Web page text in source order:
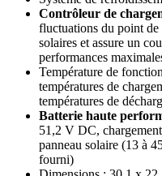
Contrôleur de
fluctuations du point
solaires et assure un
performances
Température de
températures de
températures de
Batterie haute
51,2 V DC,
panneau solaire (13 à
fourni)